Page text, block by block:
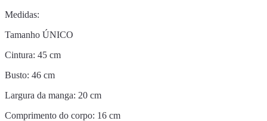
Medidas:
Tamanho ÚNICO
Cintura: 45 cm
Busto: 46 cm
Largura da manga: 20 cm
Comprimento do corpo: 16 cm